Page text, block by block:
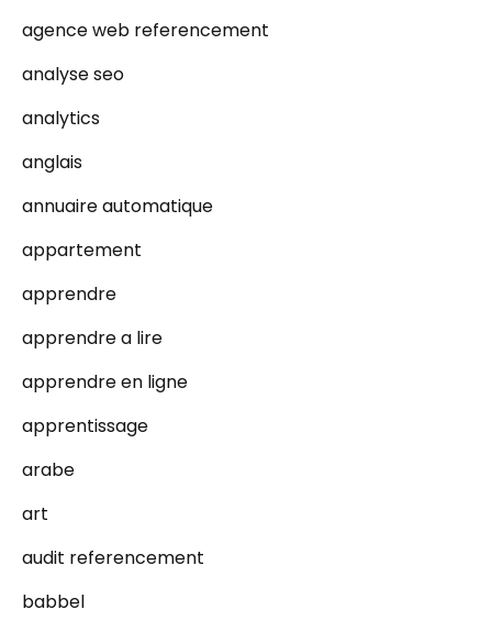
agence web referencement
analyse seo
analytics
anglais
annuaire automatique
appartement
apprendre
apprendre a lire
apprendre en ligne
apprentissage
arabe
art
audit referencement
babbel